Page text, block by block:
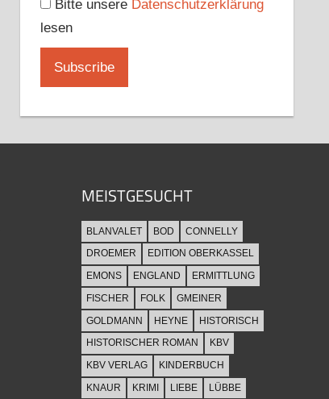
Bitte unsere Datenschutzerklärung
lesen
MEISTGESUCHT
BLANVALET BOD
CONNELLY
DROEMER
EDITION OBERKASSEL
EMONS
ENGLAND
ERMITTLUNG
FISCHER
FOLK
GMEINER
GOLDMANN
HEYNE
HISTORISCH
HISTORISCHER ROMAN
KBV
KBV VERLAG
KINDERBUCH
KNAUR
KRIMI LIEBE LÜBBE